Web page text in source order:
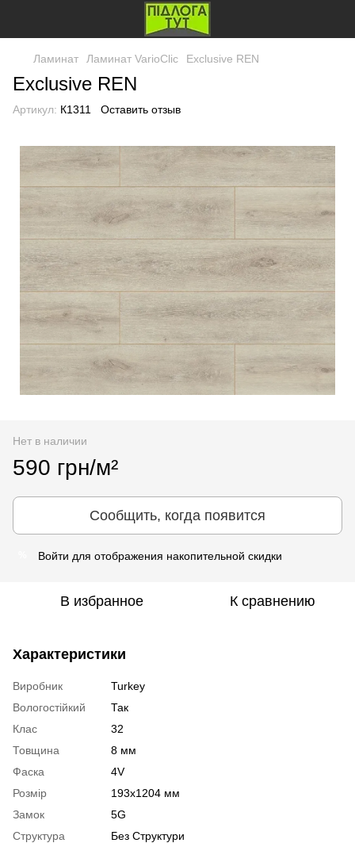
Ламинат Ламинат VarioClic Exclusive REN
Exclusive REN
Артикул: К1311 Оставить отзыв
Нет в наличии
590 грн/м²
Сообщить, когда появится
Войти для отображения накопительной скидки
В избранное К сравнению
Характеристики
Виробник
Turkey
Вологостійкий
Так
Клас
32
Товщина
8 мм
Фаска
4V
Розмір
193х1204 мм
Замок
5G
Структура
Без Структури